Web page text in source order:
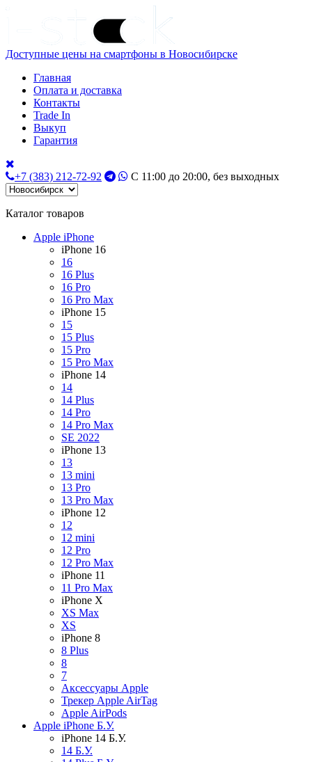
Доступные цены на смартфоны в Новосибирске
Главная
Оплата и доставка
Контакты
Trade In
Выкуп
Гарантия
+7 (383) 212-72-92 С 11:00 до 20:00, без выходных
Каталог товаров
Apple iPhone
iPhone 16
16
16 Plus
16 Pro
16 Pro Max
iPhone 15
15
15 Plus
15 Pro
15 Pro Max
iPhone 14
14
14 Plus
14 Pro
14 Pro Max
SE 2022
iPhone 13
13
13 mini
13 Pro
13 Pro Max
iPhone 12
12
12 mini
12 Pro
12 Pro Max
iPhone 11
11 Pro Max
iPhone X
XS Max
XS
iPhone 8
8 Plus
8
7
Аксессуары Apple
Трекер Apple AirTag
Apple AirPods
Apple iPhone Б.У.
iPhone 14 Б.У.
14 Б.У.